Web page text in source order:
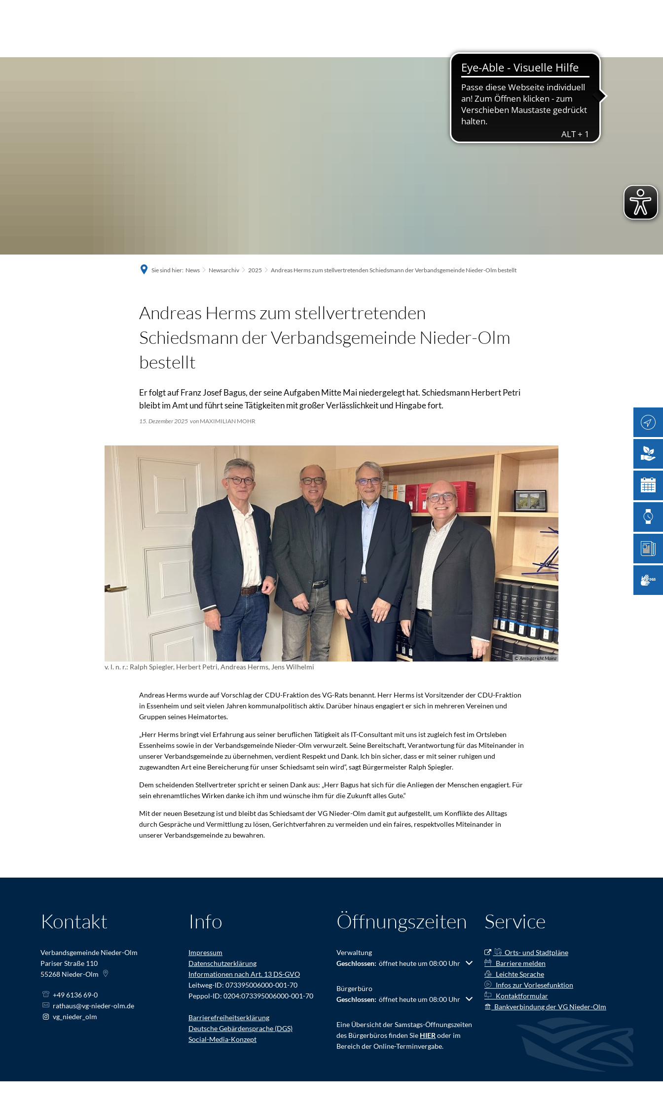
Sie sind hier: News Newsarchiv 2025 Andreas Herms zum stellvertretenden Schiedsmann der Verbandsgemeinde Nieder-Olm bestellt
Andreas Herms zum stellvertretenden
Schiedsmann der Verbandsgemeinde Nieder-Olm
bestellt
Er folgt auf Franz Josef Bagus, der seine Aufgaben Mitte Mai niedergelegt hat. Schiedsmann Herbert Petri
bleibt im Amt und führt seine Tätigkeiten mit großer Verlässlichkeit und Hingabe fort.
15. Dezember 2025 von MAXIMILIAN MOHR
© Amtsgericht Mainz
v. l. n. r.: Ralph Spiegler, Herbert Petri, Andreas Herms, Jens Wilhelmi
Andreas Herms wurde auf Vorschlag der CDU-Fraktion des VG-Rats benannt. Herr Herms ist Vorsitzender der CDU-Fraktion
in Essenheim und seit vielen Jahren kommunalpolitisch aktiv. Darüber hinaus engagiert er sich in mehreren Vereinen und
Gruppen seines Heimatortes.
„Herr Herms bringt viel Erfahrung aus seiner beruflichen Tätigkeit als IT-Consultant mit uns ist zugleich fest im Ortsleben
Essenheims sowie in der Verbandsgemeinde Nieder-Olm verwurzelt. Seine Bereitschaft, Verantwortung für das Miteinander in
unserer Verbandsgemeinde zu übernehmen, verdient Respekt und Dank. Ich bin sicher, dass er mit seiner ruhigen und
zugewandten Art eine Bereicherung für unser Schiedsamt sein wird“, sagt Bürgermeister Ralph Spiegler.
Dem scheidenden Stellvertreter spricht er seinen Dank aus: „Herr Bagus hat sich für die Anliegen der Menschen engagiert. Für
sein ehrenamtliches Wirken danke ich ihm und wünsche ihm für die Zukunft alles Gute.“
Mit der neuen Besetzung ist und bleibt das Schiedsamt der VG Nieder-Olm damit gut aufgestellt, um Konflikte des Alltags
durch Gespräche und Vermittlung zu lösen, Gerichtverfahren zu vermeiden und ein faires, respektvolles Miteinander in
unserer Verbandsgemeinde zu bewahren.
Kontakt
Verbandsgemeinde Nieder-Olm
Pariser Straße 110
55268 Nieder-Olm
+49 6136 69-0
rathaus@vg-nieder-olm.de
vg_nieder_olm
Info
Impressum
Datenschutzerklärung
Informationen nach Art. 13 DS-GVO
Leitweg-ID: 073395006000-001-70
Peppol-ID: 0204:073395006000-001-70
Barrierefreiheitserklärung
Deutsche Gebärdensprache (DGS)
Social-Media-Konzept
Öffnungszeiten
Verwaltung
Klicken, um weitere Öffnungs- oder Schließzeiten auszublenden
Geschlossen: öffnet heute um 08:00 Uhr
Bürgerbüro
Klicken, um weitere Öffnungs- oder Schließzeiten auszublenden
Geschlossen: öffnet heute um 08:00 Uhr
Eine Übersicht der Samstags-Öffnungszeiten
des Bürgerbüros finden Sie HIER oder im
Bereich der Online-Terminvergabe.
Service
Orts- und Stadtpläne
Barriere melden
Leichte Sprache
Infos zur Vorlesefunktion
Kontaktformular
Bankverbindung der VG Nieder-Olm